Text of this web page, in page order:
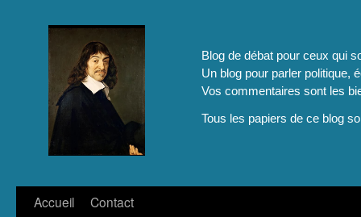
Blog de débat pour ceux qui
Un blog pour parler politique,
Vos commentaires sont les
Tous les papiers de ce blog
Aller
Accueil Contact